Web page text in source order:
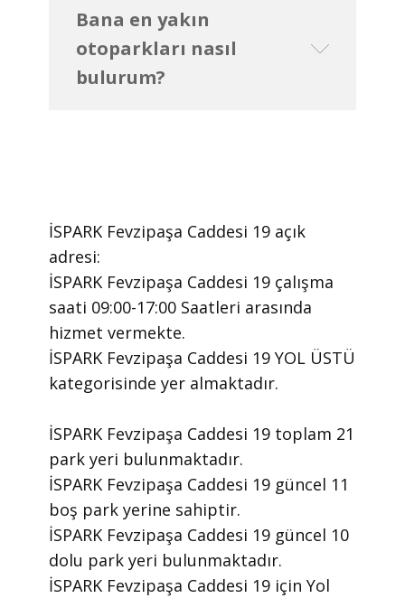
Bana en yakın
otoparkları nasıl
bulurum?
İSPARK Fevzipaşa Caddesi 19 ​açık
adresi:
İSPARK Fevzipaşa Caddesi 19 ​çalışma
saati 09:00-17:00 Saatleri arasında ​
hizmet vermekte.
​İSPARK Fevzipaşa Caddesi 19 YOL ÜSTÜ
kategorisinde yer almaktadır.
İSPARK Fevzipaşa Caddesi 19 toplam 21
park yeri bulunmaktadır.
İSPARK Fevzipaşa Caddesi 19 güncel 11
boş park yerine sahiptir.
İSPARK Fevzipaşa Caddesi 19 güncel 10
dolu park yeri bulunmaktadır.
İSPARK Fevzipaşa Caddesi 19 için Yol